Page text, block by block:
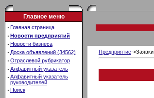
Главное меню
· Главная страница
· Новости предприятий
· Новости бизнеса
· Доска объявлений (34562)
· Отраслевой рубрикатор
· Алфавитный указатель
· Алфавитный указатель
руководителей
· Поиск
Предприятие->Заявки